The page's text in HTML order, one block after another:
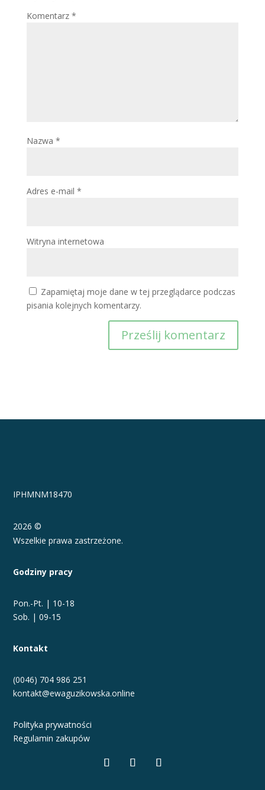
Komentarz *
Nazwa *
Adres e-mail *
Witryna internetowa
Zapamiętaj moje dane w tej przeglądarce podczas
pisania kolejnych komentarzy.
IPHMNM18470
2026 ©
Wszelkie prawa zastrzeżone.
Godziny pracy
Pon.-Pt. | 10-18
Sob. | 09-15
Kontakt
(0046) 704 986 251
kontakt@ewaguzikowska.online
Polityka prywatności
Regulamin zakupów